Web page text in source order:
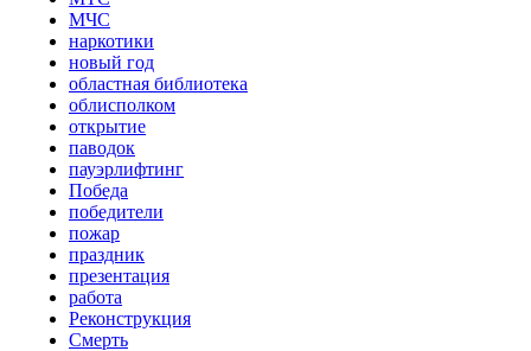
МЧС
наркотики
новый год
областная библиотека
облисполком
открытие
паводок
пауэрлифтинг
Победа
победители
пожар
праздник
презентация
работа
Реконструкция
Смерть